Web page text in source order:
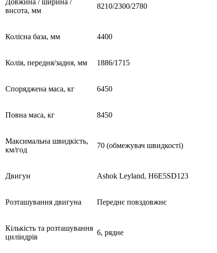
висота, мм
8210/2300/2780
Колісна база, мм 4400
Колія, передня/задня, мм 1886/1715
Споряджена маса, кг 6450
Повна маса, кг 8450
Максимальна швидкість,
км/год
70 (обмежувач швидкості)
Двигун Ashok Leyland, H6E5SD123
Розташування двигуна Переднє повздовжнє
Кількість та розташування
циліндрів
6, рядне